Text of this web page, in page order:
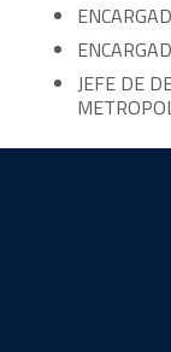
JEFE DE